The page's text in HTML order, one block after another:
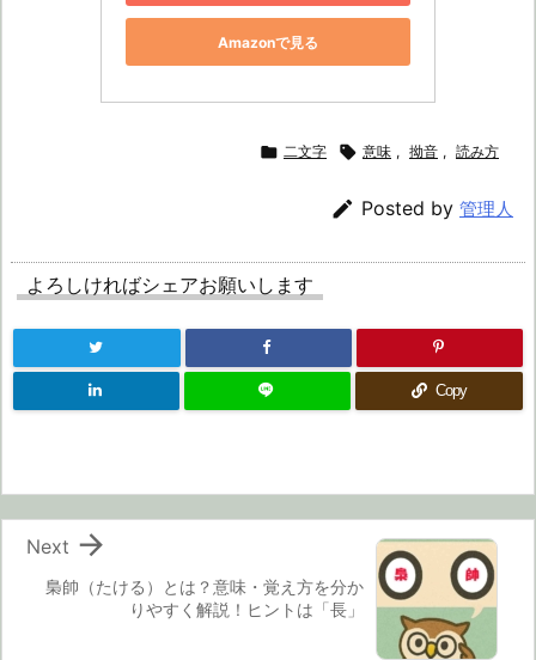
Amazonで見る
 二文字  意味 , 拗音 , 読み方
 Posted by 管理人
よろしければシェアお願いします
Copy
梟帥（たける）とは？意味・覚え方を分か
りやすく解説！ヒントは「長」

Next